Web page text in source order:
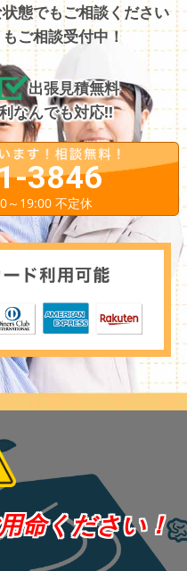
態でもご相談ください
ご相談受付中！
出張見積無料
なんでも対応!!
3846
～19:00 不定休
命ください！